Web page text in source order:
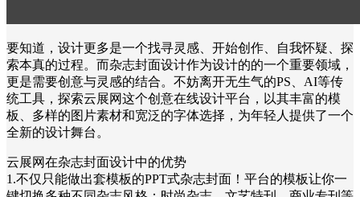
要知道，设计更多是一个找寻灵感、开始创作、自我怀疑、探
索本真的过程。而杂志封面设计作为设计的的一个重要领域，
更是需要创意与灵感的结合。不妨离开无生气的PS、AI等传
统工具，探索云展网这个创意在线设计平台，以其丰富的模
板、多样的图片素材和宽泛的字体选择，为年轻人提供了一个
全新的设计舞台。
云展网在杂志封面设计中的优势
1.不仅只能做出套模板的PPT式杂志封面！平台的模板让你一